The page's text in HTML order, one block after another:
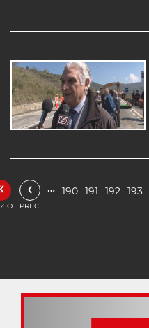
‹
PREC.
… 190 191 192 193